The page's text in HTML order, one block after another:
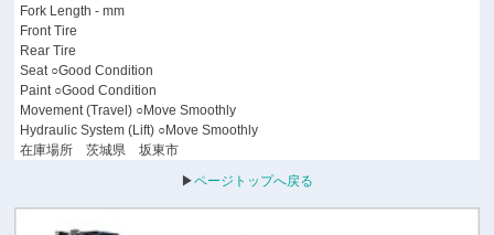
Fork Length - mm
Front Tire
Rear Tire
Seat ○Good Condition
Paint ○Good Condition
Movement (Travel) ○Move Smoothly
Hydraulic System (Lift) ○Move Smoothly
在庫場所 茨城県 坂東市
▶ページトップへ戻る